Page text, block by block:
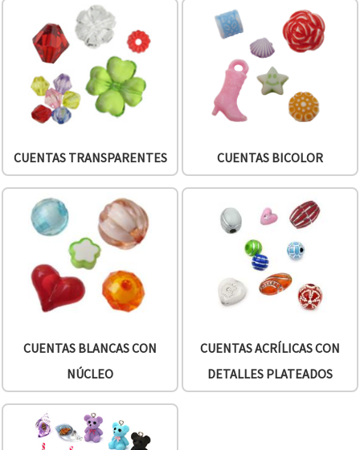
CUENTAS TRANSPARENTES CUENTAS BICOLOR
CUENTAS BLANCAS CON
NÚCLEO
CUENTAS ACRÍLICAS CON
DETALLES PLATEADOS